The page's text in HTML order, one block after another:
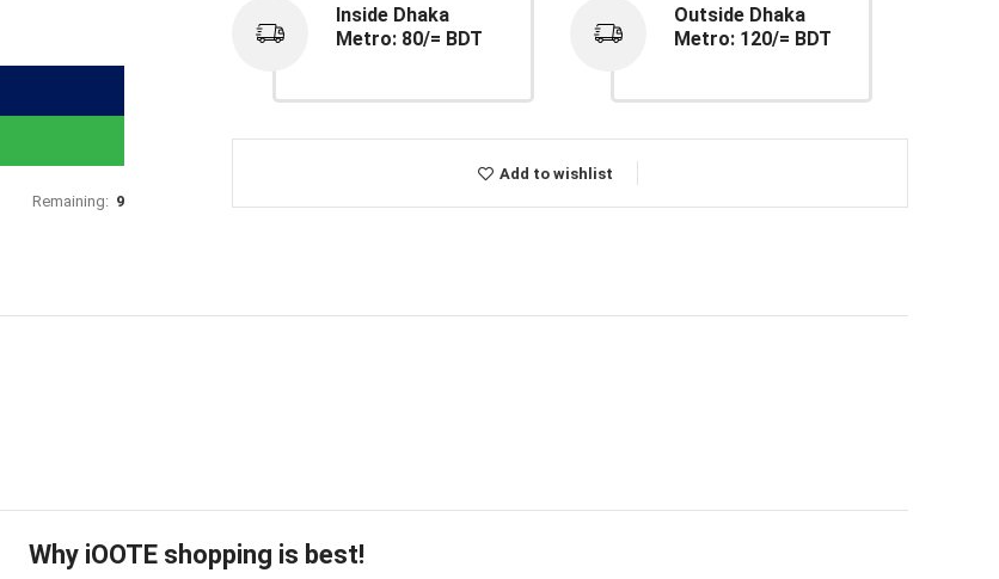
Remaining: 9
Inside Dhaka
Metro: 80/= BDT
Outside Dhaka
Metro: 120/= BDT
Add to wishlist
Why iOOTE shopping is best!